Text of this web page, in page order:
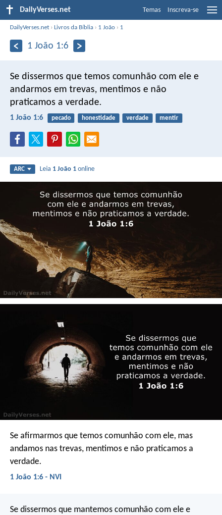
DailyVerses.net Temas Inscreva-se
DailyVerses.net ›Livros da Bíblia › 1 João › 1
1 João 1:6
Se dissermos que temos comunhão com ele e
andarmos em trevas, mentimos e não
praticamos a verdade.
1 João 1:6 pecado honestidade verdade mentir
ARC Leia 1 João 1 online
Se afirmarmos que temos comunhão com ele, mas
andamos nas trevas, mentimos e não praticamos a
verdade.
1 João 1:6 - NVI
Se dissermos que mantemos comunhão com ele e